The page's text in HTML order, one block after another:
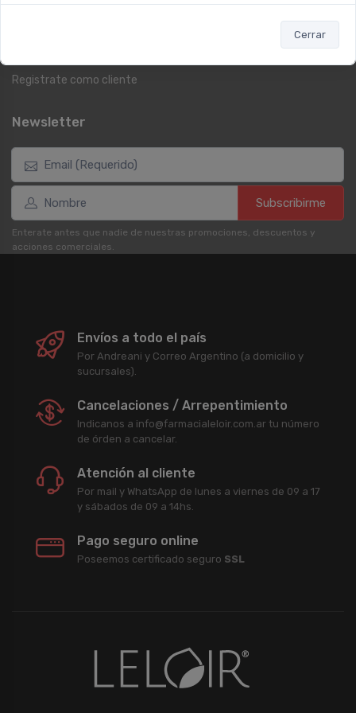
Cerrar
Registrate como cliente
Newsletter
Subscribirme
Enterate antes que nadie de nuestras promociones, descuentos y
acciones comerciales.
Envíos a todo el país
Por Andreani y Correo Argentino (a domicilio y
sucursales).
Cancelaciones / Arrepentimiento
Indicanos a info@farmacialeloir.com.ar tu número
de órden a cancelar.
Atención al cliente
Por mail y WhatsApp de lunes a viernes de 09 a 17
y sábados de 09 a 14hs.
Pago seguro online
Poseemos certificado seguro SSL